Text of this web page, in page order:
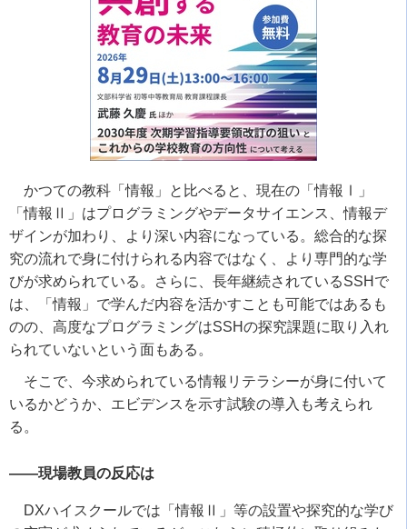
かつての教科「情報」と比べると、現在の「情報Ⅰ」
「情報Ⅱ」はプログラミングやデータサイエンス、情報デ
ザインが加わり、より深い内容になっている。総合的な探
究の流れで身に付けられる内容ではなく、より専門的な学
びが求められている。さらに、長年継続されているSSH で
は、「情報」で学んだ内容を活かすことも可能ではあるも
のの、高度なプログラミングはSSHの探究課題に取り入れ
られていないという面もある。
そこで、今求められている情報リテラシーが身に付いて
いるかどうか、エビデンスを示す試験の導入も考えられ
る。
――現場教員の反応は
DXハイスクールでは「情報 Ⅱ
」等の設置や探究的な学び